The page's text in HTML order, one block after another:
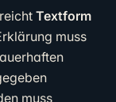
Textform
muss
muss